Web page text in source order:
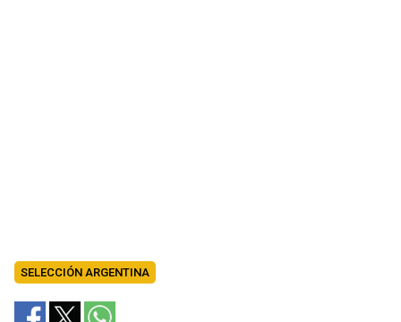
SELECCIÓN ARGENTINA